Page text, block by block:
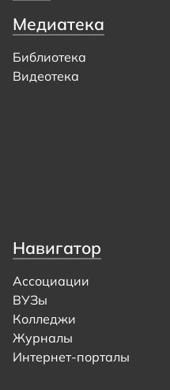
Медиатека
Библиотека
Видеотека
Навигатор
Ассоциации
ВУЗы
Колледжи
Журналы
Интернет-порталы